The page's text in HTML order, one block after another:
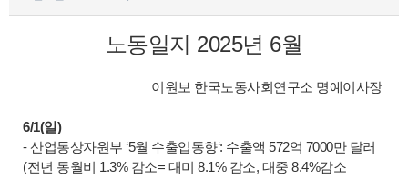
노동일지 2025년 6월
이원보 한국노동사회연구소 명예이사장
6/1(일)
- 산업통상자원부 ‘5월 수출입동향‘: 수출액 572억 7000만 달러
(전년 동월비 1.3% 감소= 대미 8.1% 감소, 대중 8.4%감소